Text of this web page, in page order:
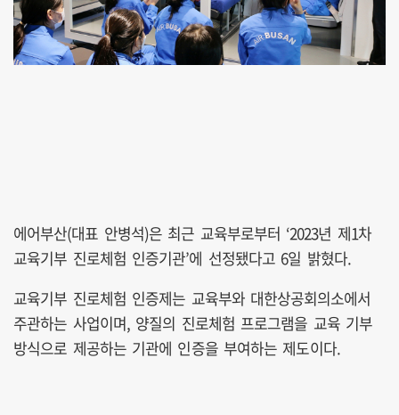
에어부산(대표 안병석)은 최근 교육부로부터 ‘2023년 제1차
교육기부 진로체험 인증기관’에 선정됐다고 6일 밝혔다.
교육기부 진로체험 인증제는 교육부와 대한상공회의소에서
주관하는 사업이며, 양질의 진로체험 프로그램을 교육 기부
방식으로 제공하는 기관에 인증을 부여하는 제도이다.